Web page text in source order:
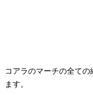
コアラのマーチの全て
ます。